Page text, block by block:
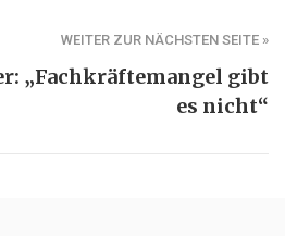
WEITER ZUR NÄCHSTEN SEITE »
„Fachkräftemangel gibt
es nicht“